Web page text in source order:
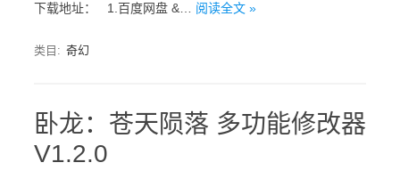
下载地址： 1.百度网盘 &… 阅读全文 »
类目: 奇幻
卧龙：苍天陨落 多功能修改器
V1.2.0